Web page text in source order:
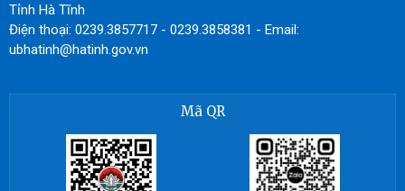
Tỉnh Hà Tĩnh
Điện thoại: 0239.3857717 - 0239.3858381 - Email:
ubhatinh@hatinh.gov.vn
Mã QR